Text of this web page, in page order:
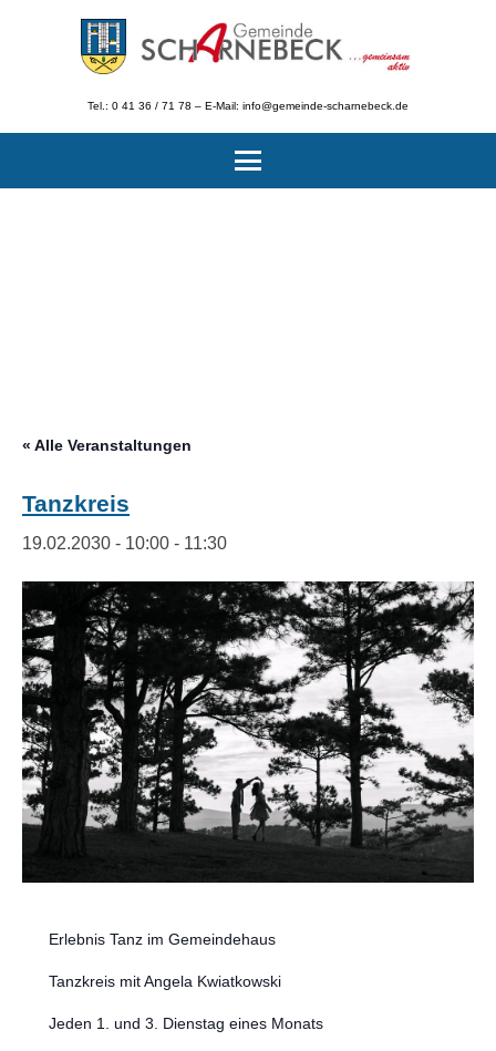
Tel.: 0 41 36 / 71 78 – E-Mail: info@gemeinde-scharnebeck.de
« Alle Veranstaltungen
Tanzkreis
19.02.2030 - 10:00 - 11:30
Erlebnis Tanz im Gemeindehaus
Tanzkreis mit Angela Kwiatkowski
Jeden 1. und 3. Dienstag eines Monats